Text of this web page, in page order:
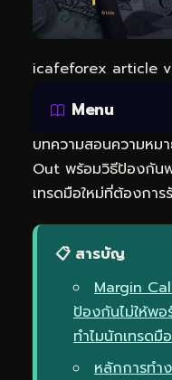
icafeforex article
Menu
บทความสอนความหม
Out พร้อมวิธีป้องกัน
เทรดมือใหม่ที่ต้องกา
📋 สารบัญ
Margin
ป้องกันไม่ให้พ
ทำไมนักเทรด
หลักการทำ